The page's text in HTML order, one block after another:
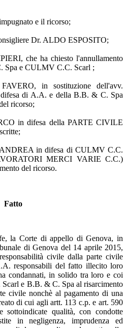
e il ricorso;
Dr. ALDO ESPOSITO;
che ha chiesto l'annullamento
Spa e CULMV C.C. Scarl ;
in sostituzione dell'avv.
di A.A. e della B.B. & C. Spa
ricorso;
in difesa della PARTE CIVILE
in difesa di CULMV C.C.
MERCI VARIE C.C.)
del ricorso.
Fatto
la Corte di appello di Genova, in
di Genova del 14 aprile 2015,
civile dalla parte civile
responsabili del fatto illecito loro
condannati, in solido tra loro e coi
e B.B. & C. Spa al risarcimento
civile nonchè al pagamento di una
di cui agli artt. 113 c.p. e art. 590
sottoindicate qualità, con condotte
in negligenza, imprudenza ed